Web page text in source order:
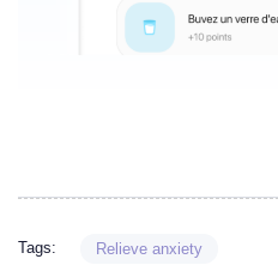
Tags: Relieve anxiety